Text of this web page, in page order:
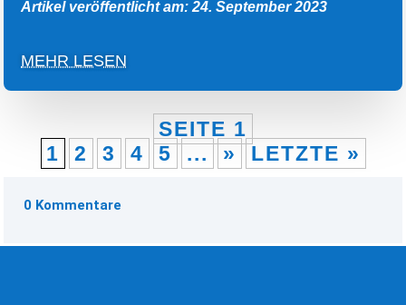
Artikel veröffentlicht am: 24. September 2023
MEHR LESEN
SEITE 1
1
2 3 4 5 ... » LETZTE »
0 Kommentare